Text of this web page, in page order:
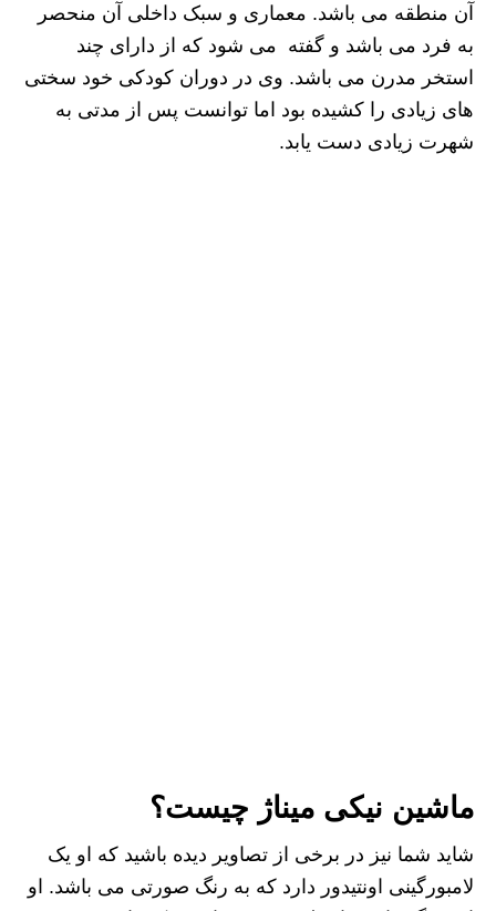
آن منطقه می باشد. معماری و سبک داخلی آن منحصر
به فرد می باشد و گفته می شود که از دارای چند
استخر مدرن می باشد. وی در دوران کودکی خود سختی
های زیادی را کشیده بود اما توانست پس از مدتی به
شهرت زیادی دست یابد.
ماشین نیکی میناژ چیست؟
شاید شما نیز در برخی از تصاویر دیده باشید که او یک
لامبورگینی اونتیدور دارد که به رنگ صورتی می باشد. او